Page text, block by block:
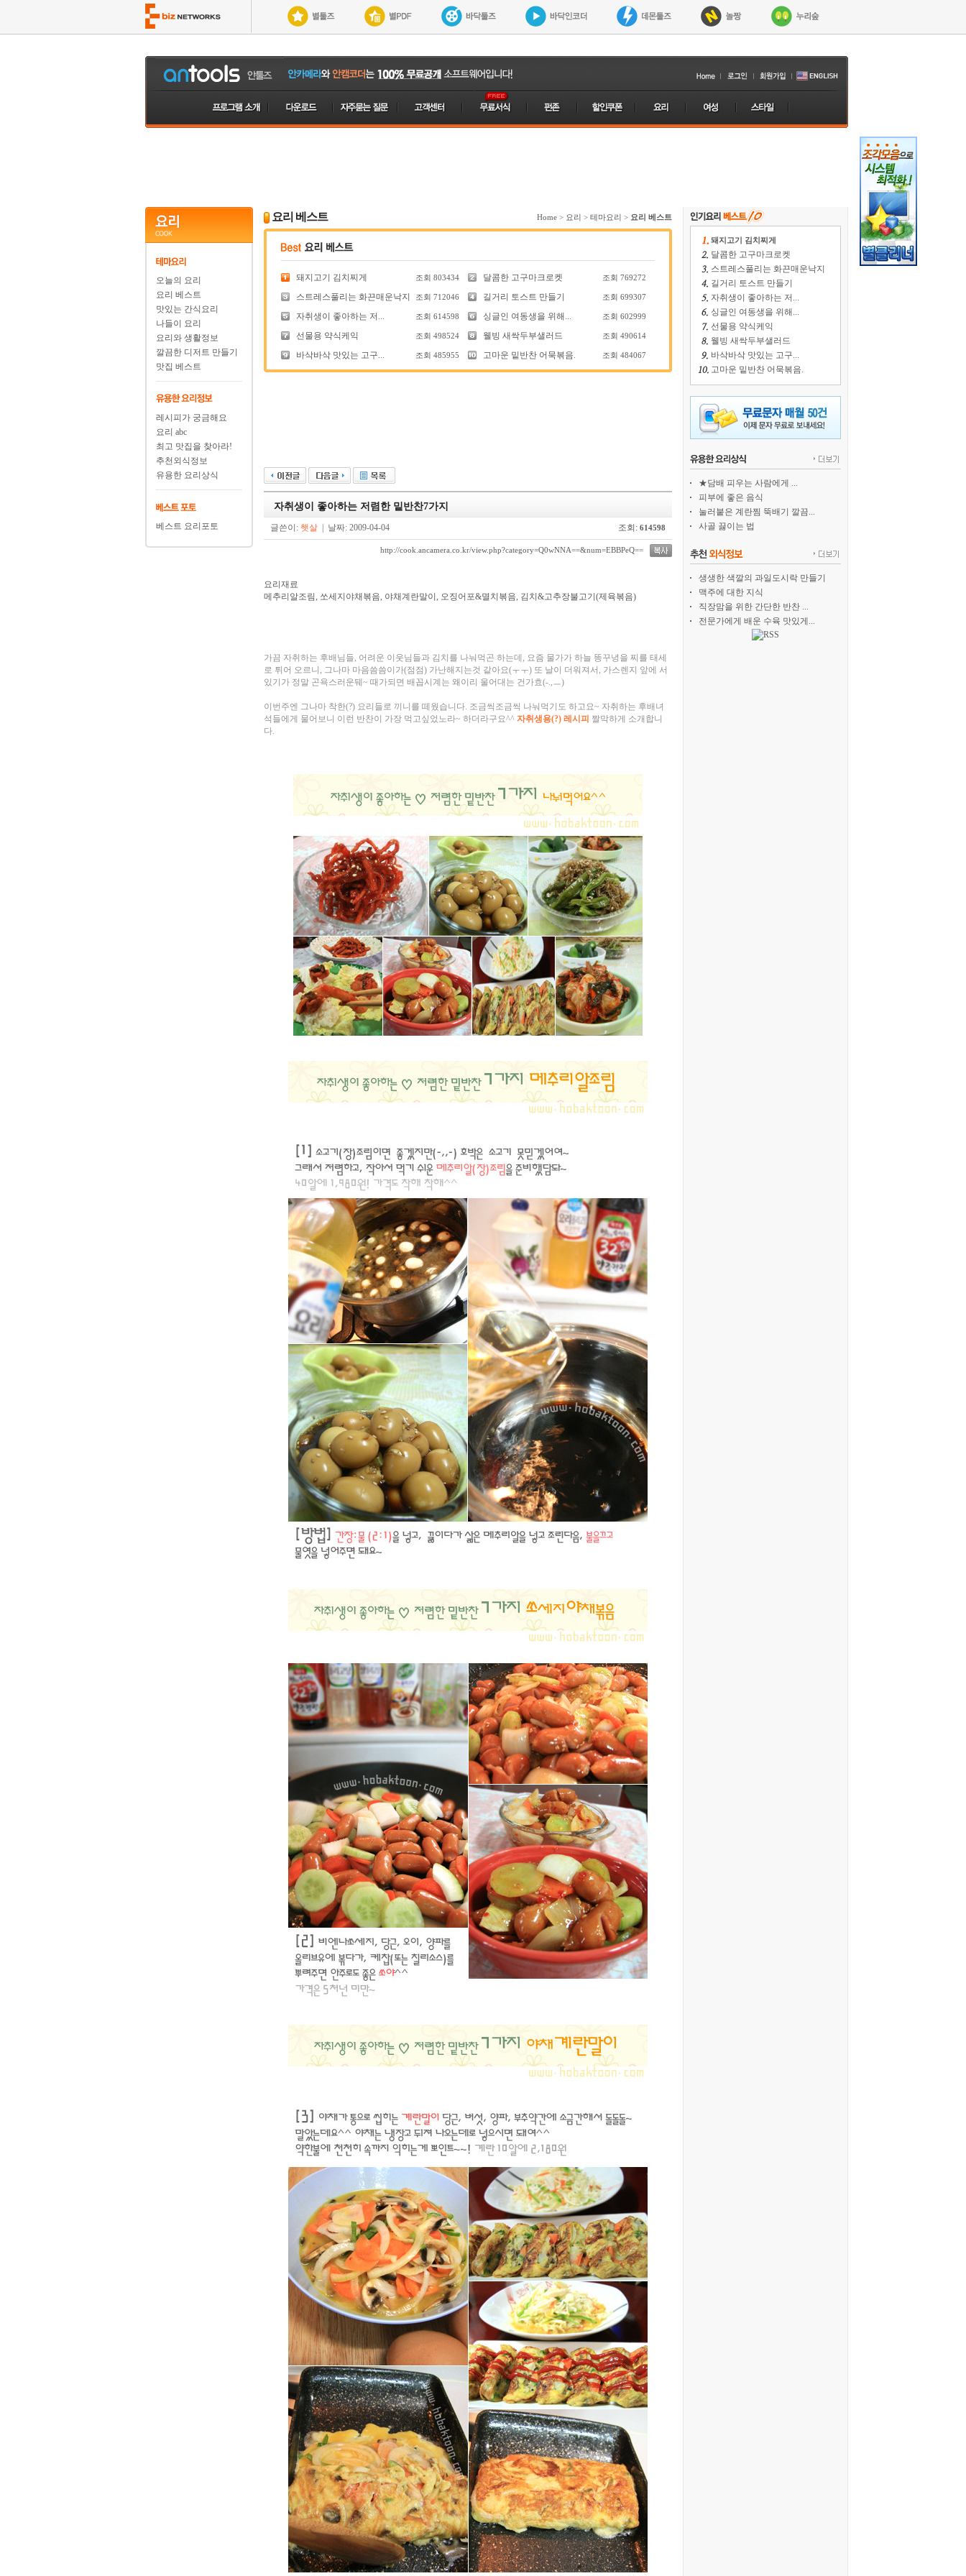
오늘의 요리
요리 베스트
맛있는 간식요리
나들이 요리
요리와 생활정보
깔끔한 디저트 만들기
맛집 베스트
레시피가 궁금해요
요리 abc
최고 맛집을 찾아라!
추천외식정보
유용한 요리상식
베스트 요리포토
요리 베스트 Home > 요리 > 테마요리 > 요리 베스트
돼지고기 김치찌게 조회 803434 달콤한 고구마크로켓 조회 769272
스트레스풀리는 화끈매운낙지 조회 712046 길거리 토스트 만들기 조회 699307
자취생이 좋아하는 저... 조회 614598 싱글인 여동생을 위해... 조회 602999
선물용 약식케익 조회 498524 웰빙 새싹두부샐러드 조회 490614
바삭바삭 맛있는 고구... 조회 485955 고마운 밑반찬 어묵볶음. 조회 484067
자취생이 좋아하는 저렴한 밑반찬7가지
글쓴이: 햇살 | 날짜: 2009-04-04 조회: 614598
http://cook.ancamera.co.kr/view.php?category=Q0wNNA==&num=EBBPeQ==
요리재료
메추리알조림, 쏘세지야채볶음, 야채계란말이, 오징어포&멸치볶음, 김치&고추장불고기(제육볶음)
가끔 자취하는 후배님들, 어려운 이웃님들과 김치를 나눠먹곤 하는데, 요즘 물가가 하늘 똥꾸녕을 찌를 태세
로 튀어 오르니, 그나마 마음씀씀이가(점점) 가난해지는것 같아요(ㅜㅜ) 또 날이 더워져서, 가스렌지 앞에 서
있기가 정말 곤욕스러운뒈~ 때가되면 배꼽시계는 왜이리 울어대는 건가효(-.,ㅡ)
이번주엔 그나마 착한(?) 요리들로 끼니를 떼웠습니다. 조금씩조금씩 나눠먹기도 하고요~ 자취하는 후배녀
석들에게 물어보니 이런 반찬이 가장 먹고싶었노라~ 하더라구요^^ 자취생용(?) 레시피 짤막하게 소개합니
다.
돼지고기 김치찌게
달콤한 고구마크로켓
스트레스풀리는 화끈매운낙지
길거리 토스트 만들기
자취생이 좋아하는 저...
싱글인 여동생을 위해...
선물용 약식케익
웰빙 새싹두부샐러드
바삭바삭 맛있는 고구...
고마운 밑반찬 어묵볶음.
★담배 피우는 사람에게 ...
피부에 좋은 음식
눌러붙은 계란찜 뚝배기 깔끔...
사골 끓이는 법
생생한 색깔의 과일도시락 만들기
맥주에 대한 지식
직장맘을 위한 간단한 반찬 ...
전문가에게 배운 수육 맛있게...